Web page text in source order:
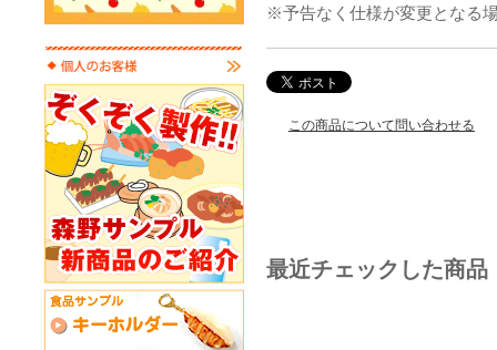
※予告なく仕様が変更となる
この商品について問い合わせる
最近チェックした商品